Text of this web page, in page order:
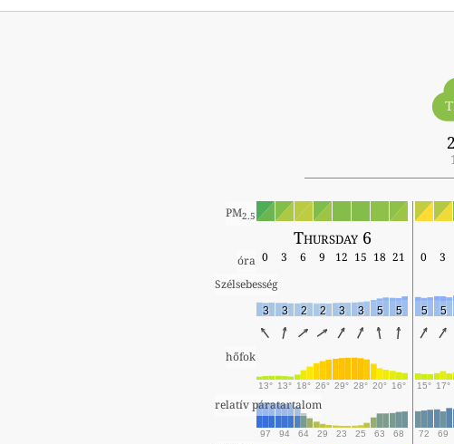
PM2.5
Thursday 6
óra 0 3 6 9 12 15 18 21 0 3
Szélsebesség
3 3 2 2 3 3 5 5 5 5
hőfok
13° 13° 18° 26° 29° 28° 20° 16° 15° 17°
relatív páratartalom
97 94 64 29 23 25 63 68 72 69